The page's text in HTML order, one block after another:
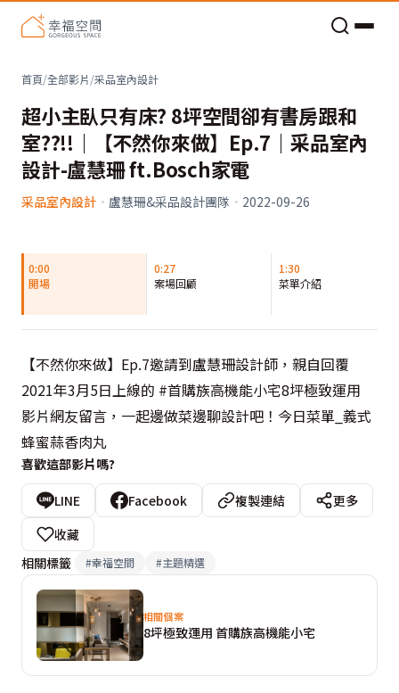
首頁/全部影片/采品室內設計
超小主臥只有床? 8坪空間卻有書房跟和
室??!!｜【不然你來做】Ep.7｜采品室內
設計-盧慧珊 ft.Bosch家電
采品室內設計 · 盧慧珊&采品設計團隊 · 2022-09-26
0:00
開場
0:27
案場回顧
1:30
菜單介紹
【不然你來做】Ep.7邀請到盧慧珊設計師，親自回覆
2021年3月5日上線的 #首購族高機能小宅8坪極致運用
影片網友留言，一起邊做菜邊聊設計吧！今日菜單_義式
蜂蜜蒜香肉丸
喜歡這部影片嗎?
LINE Facebook 複製連結
更多
收藏
相關標籤
#幸福空間 #主題精選
相關個案
8坪極致運用 首購族高機能小宅